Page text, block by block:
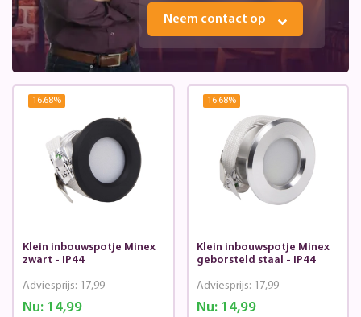
Neem contact op
16.68%
Klein inbouwspotje Minex
zwart - IP44
Nu:14,99
Adviesprijs: 17,99
16.68%
Klein inbouwspotje Minex
geborsteld staal - IP44
Nu: 14,99
Adviesprijs: 17,99